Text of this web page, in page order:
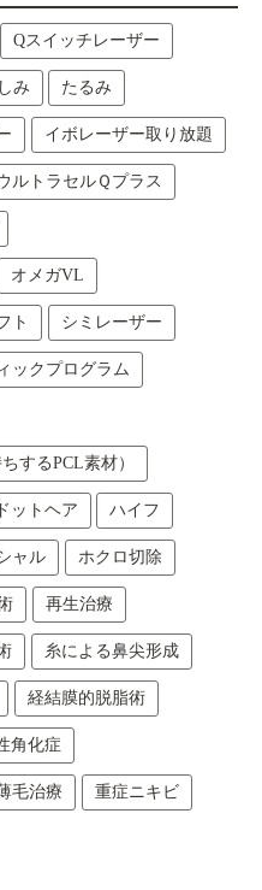
Qスイッチレーザー
しみ たるみ
イボレーザー取り放題
ルトラセルＱプラス
オメガVL
ト シミレーザー
ックプログラム
するPCL素材）
ドットヘア ハイフ
ャル ホクロ切除
再生治療
糸による鼻尖形成
経結膜的脱脂術
角化症
毛治療 重症ニキビ